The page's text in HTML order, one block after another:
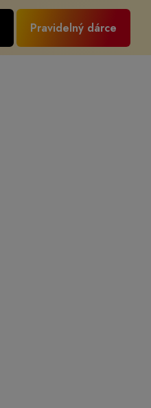
Pravidelný dárce